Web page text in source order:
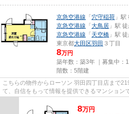
京急空港線 「 穴守稲荷 」駅
京急空港線 「 大鳥居 」駅
京急空港線 「 天空橋 」駅
東京都大田区羽田 ３丁目
8万円
築年数：築3年 ｜募集中：
階数：5階建
こちらの物件からローソン 羽田四丁目店まで
て、自信をもって情報を提供できるマンション
8万円